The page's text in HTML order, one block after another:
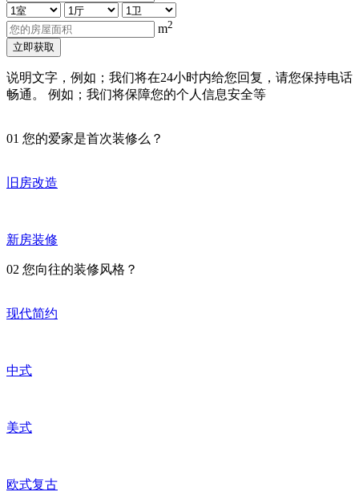
m2
立即获取
说明文字，例如；我们将在24小时内给您回复，请您保持电话
畅通。 例如；我们将保障您的个人信息安全等
01 您的爱家是首次装修么？
旧房改造
新房装修
02 您向往的装修风格？
现代简约
中式
美式
欧式复古